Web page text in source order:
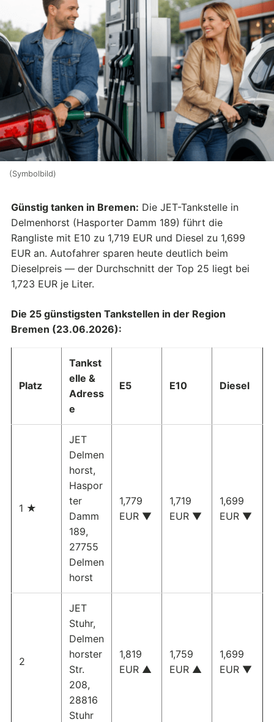
(Symbolbild)
Günstig tanken in Bremen: Die JET-Tankstelle in
Delmenhorst (Hasporter Damm 189) führt die
Rangliste mit E10 zu 1,719 EUR und Diesel zu 1,699
EUR an. Autofahrer sparen heute deutlich beim
Dieselpreis — der Durchschnitt der Top 25 liegt bei
1,723 EUR je Liter.
Die 25 günstigsten Tankstellen in der Region
Bremen (23.06.2026):
Platz
Tankst
elle &
Adress
e
E5 E10 Diesel
1 ★
JET
Delmen
horst,
Haspor
ter
Damm
189,
27755
Delmen
horst
1,779
EUR ▼
1,719
EUR ▼
1,699
EUR ▼
2
JET
Stuhr,
Delmen
horster
Str.
208,
28816
Stuhr
1,819
EUR ▲
1,759
EUR ▲
1,699
EUR ▼